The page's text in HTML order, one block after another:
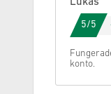
5/5
konto.